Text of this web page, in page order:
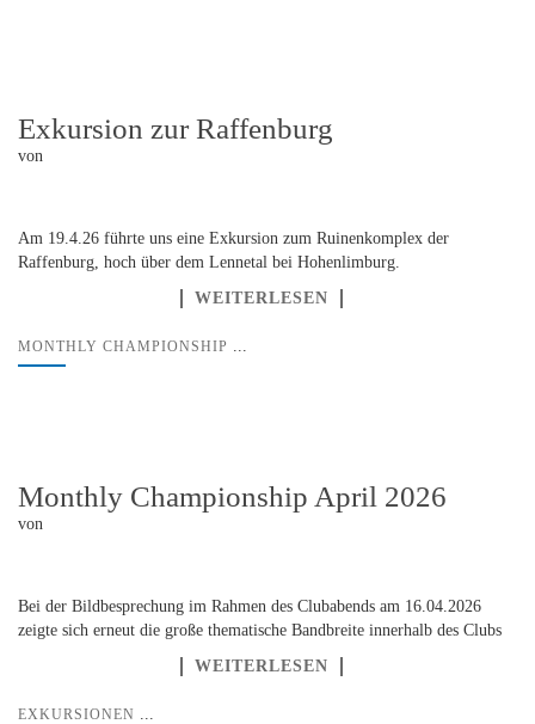
Exkursion zur Raffenburg
von
Am 19.4.26 führte uns eine Exkursion zum Ruinenkomplex der
Raffenburg, hoch über dem Lennetal bei Hohenlimburg.
WEITERLESEN
MONTHLY CHAMPIONSHIP ...
Monthly Championship April 2026
von
Bei der Bildbesprechung im Rahmen des Clubabends am 16.04.2026
zeigte sich erneut die große thematische Bandbreite innerhalb des Clubs
WEITERLESEN
EXKURSIONEN ...